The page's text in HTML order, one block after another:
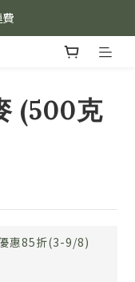
(500克
惠85折(3-9/8)